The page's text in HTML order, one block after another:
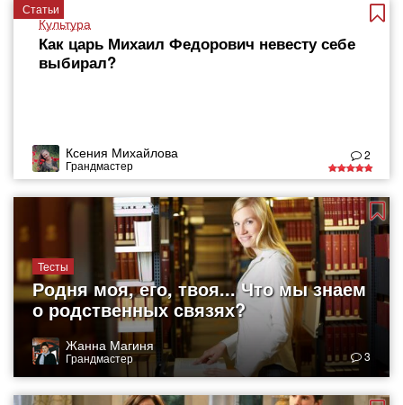
Статьи
Культура
Как царь Михаил Федорович невесту себе
выбирал?
Ксения Михайлова
Грандмастер
2
Тесты
Родня моя, его, твоя... Что мы знаем
о родственных связях?
Жанна Магиня
Грандмастер 3